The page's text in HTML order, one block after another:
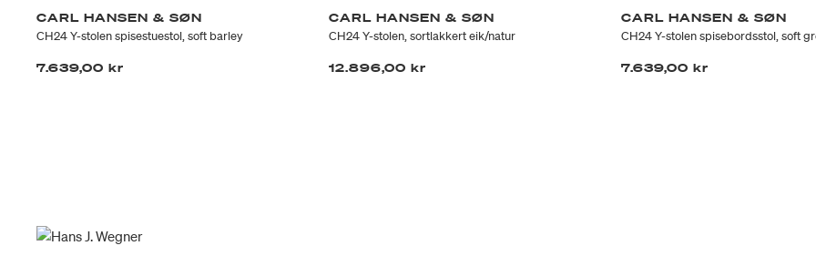
CARL HANSEN & SØN
CH24 Y-stolen spisestuestol, soft barley
7.639,00 kr
CARL HANSEN & SØN
CH24 Y-stolen, sortlakkert eik/natur
12.896,00 kr
CARL HANSEN & SØN
CH24 Y-stolen spisebordsstol, soft
7.639,00 kr